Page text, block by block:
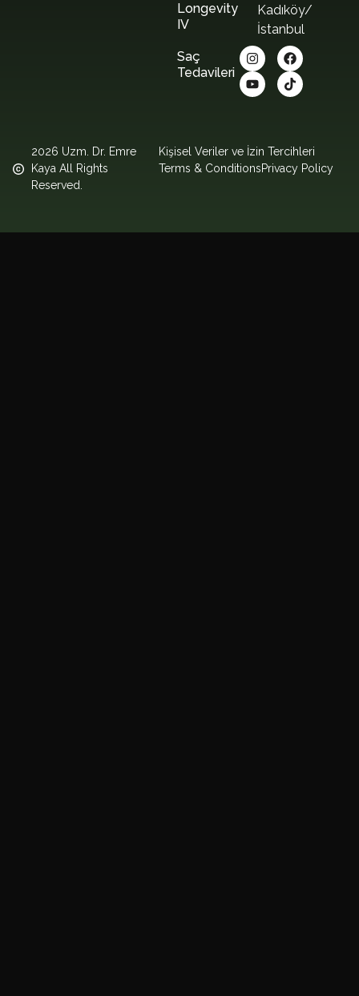
Longevity
IV
Saç
Tedavileri
Kadıköy/
İstanbul
2026 Uzm. Dr. Emre
Kaya All Rights
Reserved.
Kişisel Veriler ve İzin Tercihleri
Terms & ConditionsPrivacy Policy